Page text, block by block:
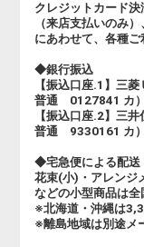
クレジットカード
（来店支払いのみ
にあわせて、各種ご
◆銀行振込
【振込口座.1】三
普通 0127841 カ
【振込口座.2】三
普通 9330161 カ
◆宅急便による配送
花束(小)・アレンジ
などの小型商品は全
※北海道・沖縄は
※離島地域は別途メ